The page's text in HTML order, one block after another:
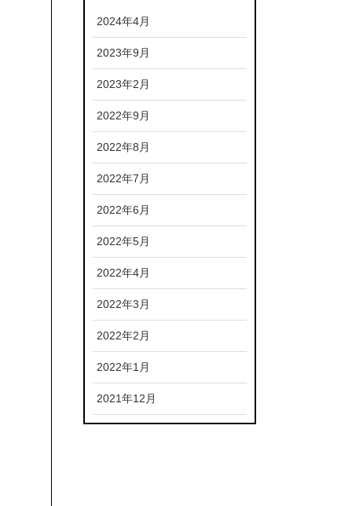
2024年4月
2023年9月
2023年2月
2022年9月
2022年8月
2022年7月
2022年6月
2022年5月
2022年4月
2022年3月
2022年2月
2022年1月
2021年12月